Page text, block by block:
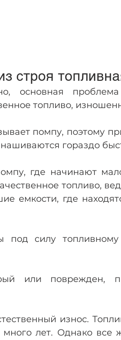
строя
основная
топливо,
помпу, поэтому
гораздо
где начинают
топливо,
емкости, где
под силу
или поврежден,
износ.
много лет. Однако все